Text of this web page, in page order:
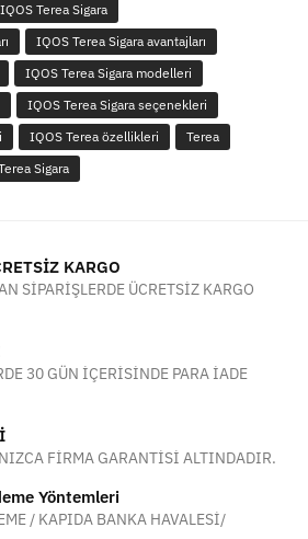
IQOS Terea Sigara
IQOS Terea Sigara avantajları
IQOS Terea Sigara modelleri
IQOS Terea Sigara seçenekleri
IQOS Terea özellikleri
Terea
Sigara
KARGO
SİPARİŞLERDE ÜCRETSİZ KARGO
30 GÜN İÇERİSİNDE PARA İADE
FİRMA GARANTİSİ ALTINDADIR.
Yöntemleri
/ KAPIDA BANKA HAVALESİ/